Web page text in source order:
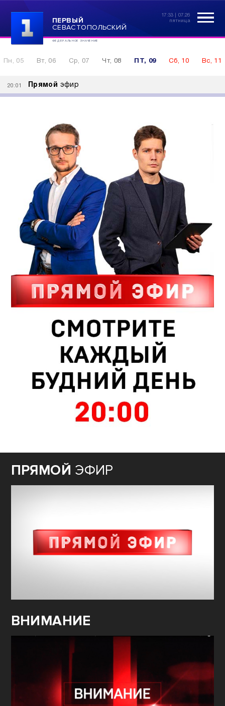
ПЕРВЫЙ
СЕВАСТОПОЛЬСКИЙ
ФЕДЕРАЛЬНОЕ ЗНАЧЕНИЕ
17:33 | 07.26
пятница
Пн, 05 Вт, 06 Ср, 07 Чт, 08 ПТ, 09 Сб, 10 Вс, 11
20:01 Прямой эфир
ПРЯМОЙ ЭФИР
ВНИМАНИЕ